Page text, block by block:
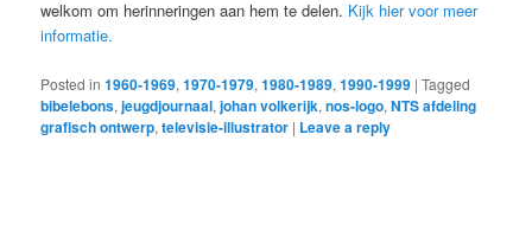
welkom om herinneringen aan hem te delen. Kijk hier voor meer
informatie.
Posted in 1960-1969,1970-1979,1980-1989,1990-1999 |Tagged
bibelebons,jeugdjournaal,johan volkerijk,nos-logo,NTS afdeling
grafisch ontwerp,televisie-illustrator | Leave a reply